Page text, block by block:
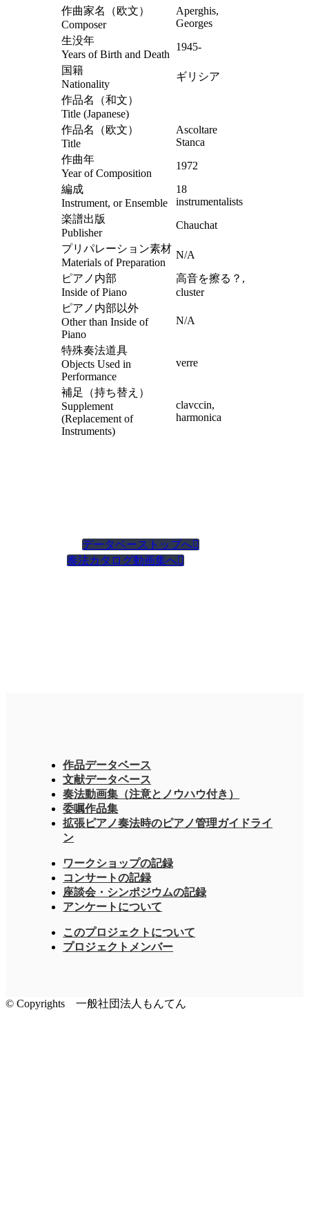
作曲家名（欧文）
Composer
Aperghis,
Georges
生没年
Years of Birth and Death
1945-
国籍
Nationality
ギリシア
作品名（和文）
Title (Japanese)
作品名（欧文）
Title
Ascoltare
Stanca
作曲年
Year of Composition
1972
編成
Instrument, or Ensemble
18
instrumentalists
楽譜出版
Publisher
Chauchat
プリパレーション素材
Materials of Preparation
N/A
ピアノ内部
Inside of Piano
高音を擦る？,
cluster
ピアノ内部以外
Other than Inside of
Piano
N/A
特殊奏法道具
Objects Used in
Performance
verre
補足（持ち替え）
Supplement
(Replacement of
Instruments)
clavccin,
harmonica
データベーストップへ
奏法カタログ動画集へ
作品データベース
文献データベース
奏法動画集（注意とノウハウ付き）
委嘱作品集
拡張ピアノ奏法時のピアノ管理ガイドライ
ン
ワークショップの記録
コンサートの記録
座談会・シンポジウムの記録
アンケートについて
このプロジェクトについて
プロジェクトメンバー
© Copyrights 一般社団法人もんてん